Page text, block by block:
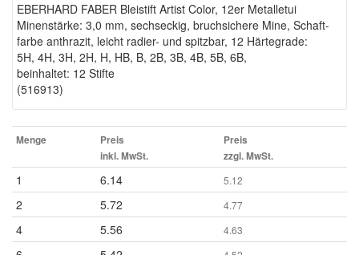
EBERHARD FABER Bleistift Artist Color, 12er Metalletui
Minenstärke: 3,0 mm, sechseckig, bruchsichere Mine, Schaft-
farbe anthrazit, leicht radier- und spitzbar, 12 Härtegrade:
5H, 4H, 3H, 2H, H, HB, B, 2B, 3B, 4B, 5B, 6B,
beinhaltet: 12 Stifte
(516913)
Menge
Preis
inkl. MwSt.
Preis
zzgl. MwSt.
1 6.14 5.12
2 5.72 4.77
4 5.56 4.63